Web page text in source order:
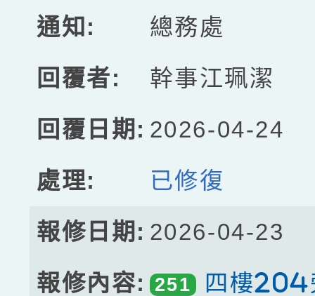
總務處
幹事江珮潔
2026-04-24
已修復
2026-04-23
251
四樓204